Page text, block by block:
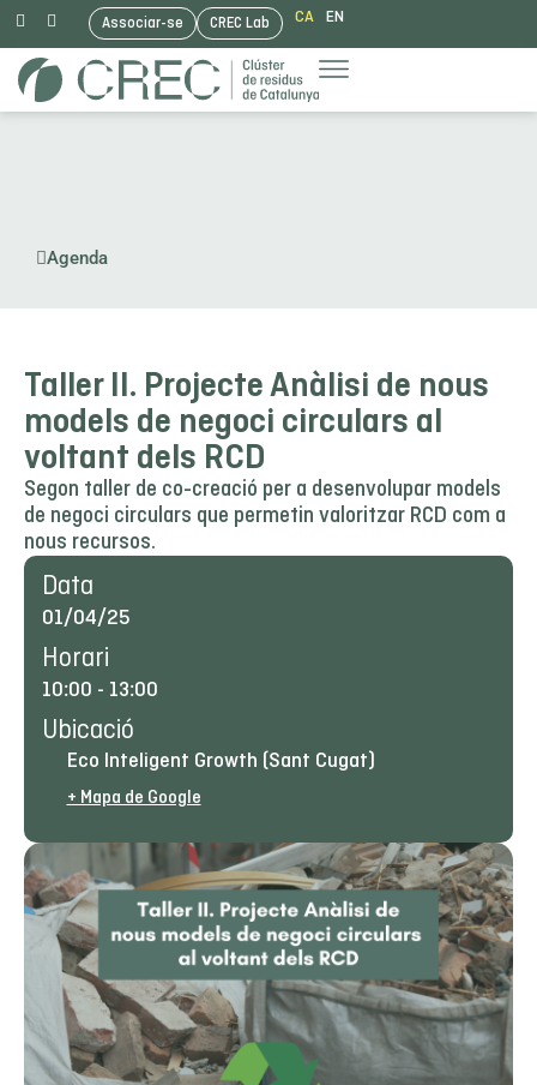
Vés
al
Associar-se CREC Lab CA EN
Agenda
Taller II. Projecte Anàlisi de nous
models de negoci circulars al
voltant dels RCD
Segon taller de co-creació per a desenvolupar models
de negoci circulars que permetin valoritzar RCD com a
nous recursos.
Data
01/04/25
Horari
10:00 - 13:00
Ubicació
Eco Inteligent Growth (Sant Cugat)
+ Mapa de Google